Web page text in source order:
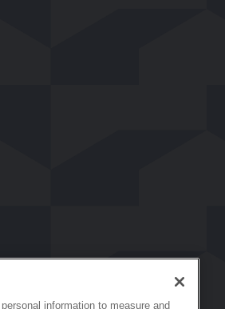
information to measure and